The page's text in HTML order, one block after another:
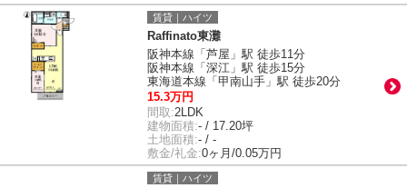
賃貸｜ハイツ
Raffinato東灘
阪神本線「芦屋」駅 徒歩11分
阪神本線「深江」駅 徒歩15分
東海道本線「甲南山手」駅 徒歩20分
15.3万円
間取:2LDK
建物面積:- / 17.20坪
土地面積:- / -
敷金/礼金:0ヶ月/0.05万円
賃貸｜ハイツ